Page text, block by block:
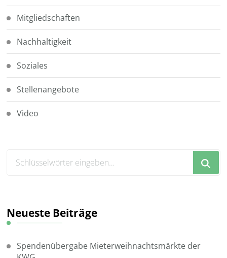
Mitgliedschaften
Nachhaltigkeit
Soziales
Stellenangebote
Video
Neueste Beiträge
Spendenübergabe Mieterweihnachtsmärkte der